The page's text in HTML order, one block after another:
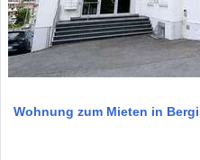
Wohnung zum Mieten in